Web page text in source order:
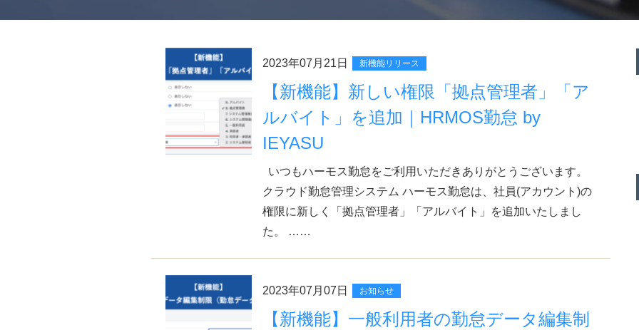
2023年07月21日 新機能リリース
【新機能】新しい権限「拠点管理者」「ア
ルバイト」を追加｜HRMOS勤怠 by
IEYASU
いつもハーモス勤怠をご利用いただきありがとうございます。
クラウド勤怠管理システム ハーモス勤怠は、社員(アカウント)の
権限に新しく「拠点管理者」「アルバイト」を追加いたしまし
た。 ……
2023年07月07日 お知らせ
【新機能】一般利用者の勤怠データ編集制